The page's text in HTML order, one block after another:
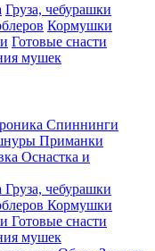
Груза, чебурашки
Кормушки
Готовые снасти
мушек
Спиннинги
Приманки
Оснастка и
Груза, чебурашки
Кормушки
Готовые снасти
мушек